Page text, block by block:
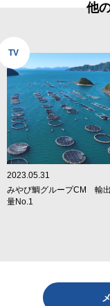
他
TV
2023.05.31
みやび鯛グループCM 輸出
量No.1